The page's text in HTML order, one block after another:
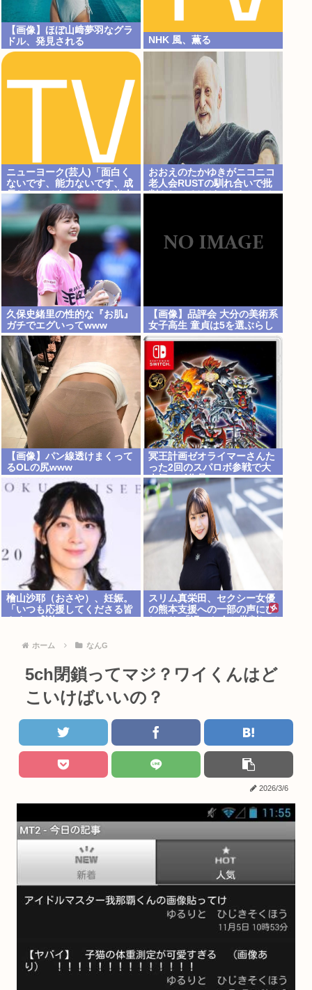
【画像】ほぼ山﨑夢羽なグラ
ドル、発見される
NHK 風、薫る
ニューヨーク(芸人)「面白く
ないです、能力ないです、成
長しないです、たびたび炎上
します」←それでもゴリ押さ
れる理由
おおえのたかゆきがニコニコ
老人会RUSTの馴れ合いで批
判されてるけど、おえちゃん
久保史緒里の性的な『お肌』
ガチでエグいってwww
【画像】品評会 大分の美術系
女子高生 童貞は5を選ぶらし
い
【画像】パン線透けまくって
るOLの尻www
冥王計画ゼオライマーさんた
った2回のスパロボ参戦で大
人気ロボ作品にwww
檜山沙耶（おさや）、妊娠。
「いつも応援してくださる皆
スリム真栄田、セクシー女優
の熊本支援への一部の声にぴ
ホーム なんG
5ch閉鎖ってマジ？ワイくんはど
こいけばいいの？
2026/3/6